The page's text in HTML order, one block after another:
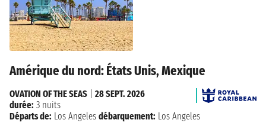
Amérique du nord: États Unis, Mexique
OVATION OF THE SEAS
28 SEPT. 2026
durée: 3 nuits
Départs de: Los Angeles débarquement: Los Angeles